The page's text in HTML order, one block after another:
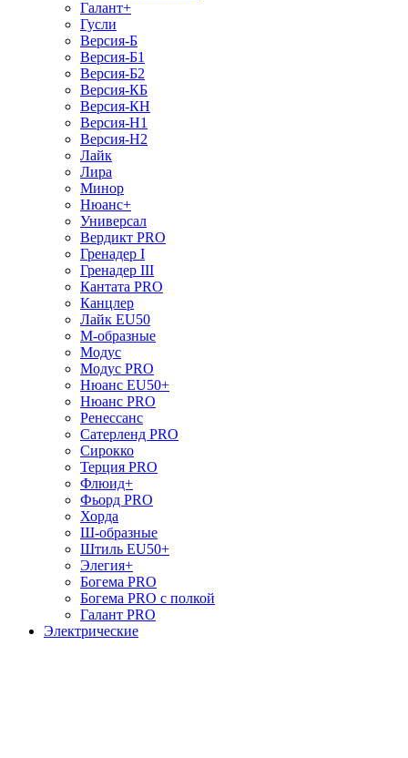
Галант+
Гусли
Версия-Б
Версия-Б1
Версия-Б2
Версия-КБ
Версия-КН
Версия-Н1
Версия-Н2
Лайк
Лира
Минор
Нюанс+
Универсал
Вердикт PRO
Гренадер I
Гренадер III
Кантата PRO
Канцлер
Лайк EU50
М-образные
Модус
Модус PRO
Нюанс EU50+
Нюанс PRO
Ренессанс
Сатерленд PRO
Сирокко
Терция PRO
Флюид+
Фьорд PRO
Хорда
Ш-образные
Штиль EU50+
Элегия+
Богема PRO
Богема PRO с полкой
Галант PRO
Электрические